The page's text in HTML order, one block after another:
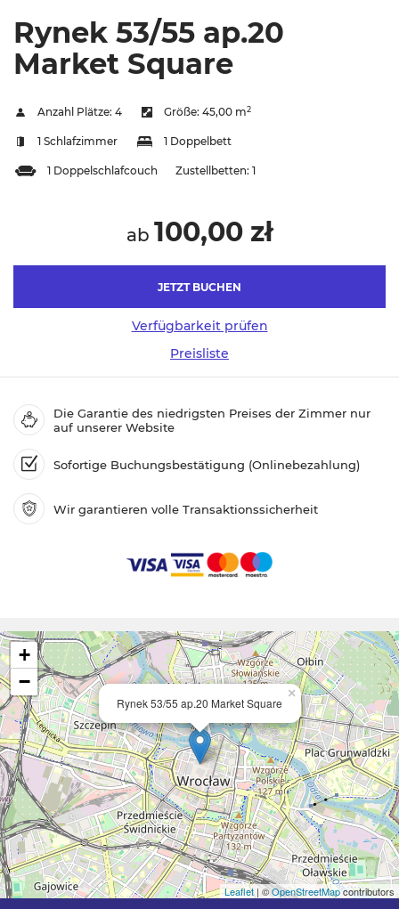
Rynek 53/55 ap.20
Market Square
Anzahl Plätze: 4 Größe: 45,00 m2
1 Schlafzimmer 1 Doppelbett
1 Doppelschlafcouch Zustellbetten: 1
ab 100,00 zł
JETZT BUCHEN
Verfügbarkeit prüfen
Preisliste
Die Garantie des niedrigsten Preises der Zimmer nur
auf unserer Website
Sofortige Buchungsbestätigung (Onlinebezahlung)
Wir garantieren volle Transaktionssicherheit
Rynek 53/55 ap.20 Market Square
×
+
−
Leaflet| ©OpenStreetMapcontributors